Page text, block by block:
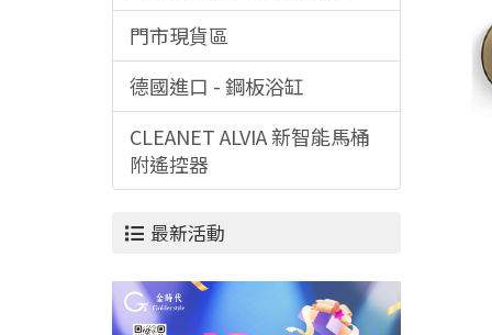
門市現貨區
德國進口 - 鋼板浴缸
CLEANET ALVIA 新智能馬桶
附遙控器
最新活動